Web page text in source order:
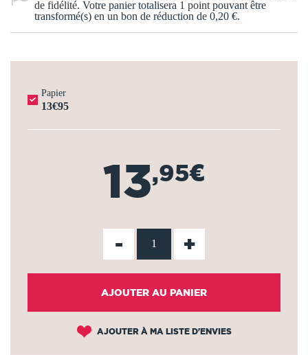
de fidélité. Votre panier totalisera 1 point pouvant être
transformé(s) en un bon de réduction de 0,20 €.
Papier
13€95
13,95€
- +
AJOUTER AU PANIER
AJOUTER À MA LISTE D'ENVIES